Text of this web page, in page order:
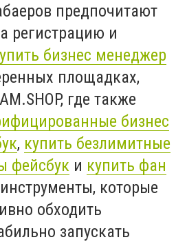
предпочитают
регистрацию и
бизнес менеджер
площадках,
где также
бизнес
, купить безлимитные
фейсбук и купить фан
которые
обходить
запускать